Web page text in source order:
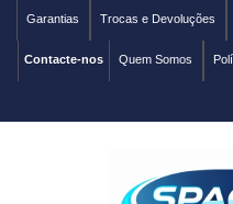
Trocas e Devoluções
Garantias
Quem Somos
Contacte-nos